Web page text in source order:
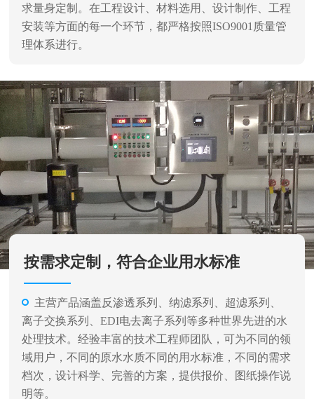
按需求定制，符合企业用水标准
主营产品涵盖反渗透系列、纳滤系列、超滤系列、
离子交换系列、EDI电去离子系列等多种世界先进的水
处理技术。经验丰富的技术工程师团队，可为不同的领
域用户，不同的原水水质不同的用水标准，不同的需求
档次，设计科学、完善的方案，提供报价、图纸操作说